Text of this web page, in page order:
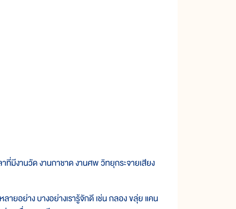
ที่มีงานวัด งานกาชาด งานศพ วิทยุกระจายเสียง
ลายอย่าง บางอย่างเรารู้จักดี เช่น กลอง ขลุ่ย แคน